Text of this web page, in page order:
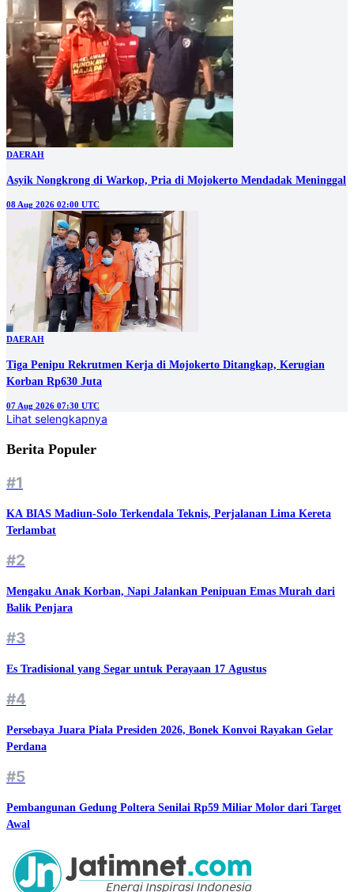
DAERAH
Asyik Nongkrong di Warkop, Pria di Mojokerto Mendadak Meninggal
08 Aug 2026 02:00 UTC
DAERAH
Tiga Penipu Rekrutmen Kerja di Mojokerto Ditangkap, Kerugian
Korban Rp630 Juta
07 Aug 2026 07:30 UTC
Lihat selengkapnya
Berita Populer
#1
KA BIAS Madiun-Solo Terkendala Teknis, Perjalanan Lima Kereta
Terlambat
#2
Mengaku Anak Korban, Napi Jalankan Penipuan Emas Murah dari
Balik Penjara
#3
Es Tradisional yang Segar untuk Perayaan 17 Agustus
#4
Persebaya Juara Piala Presiden 2026, Bonek Konvoi Rayakan Gelar
Perdana
#5
Pembangunan Gedung Poltera Senilai Rp59 Miliar Molor dari Target
Awal